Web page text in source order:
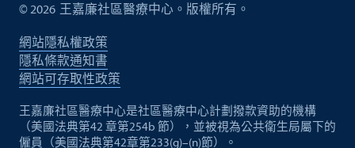
©2026 王嘉廉社區醫療中心。版權所有。
網站隱私權政策
隱私條款通知書
網站可存取性政策
王嘉廉社區醫療中心是社區醫療中心計劃撥款資助的機構
（美國法典第42 章第254b 節），並被視為公共衛生局屬下的
僱員（美國法典第42章第233(g)–(n)節）。